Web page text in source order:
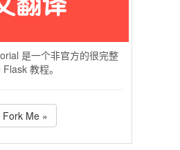
是一个非官方的很完整
Flask 教程。
Fork Me »